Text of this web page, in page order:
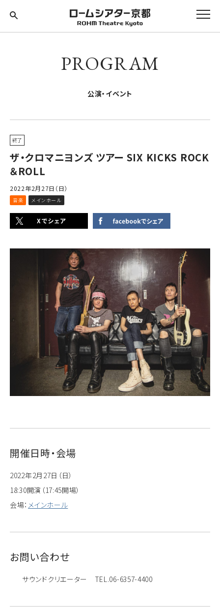
PROGRAM
公演・イベント
終了
ザ・クロマニヨンズ ツアー SIX KICKS ROCK
＆ROLL
2022年2月27日（日）
音楽 メインホール
開催日時・会場
2022年2月27日（日）
18:30開演（17:45開場）
会場： メインホール
お問い合わせ
サウンドクリエーター TEL.06-6357-4400